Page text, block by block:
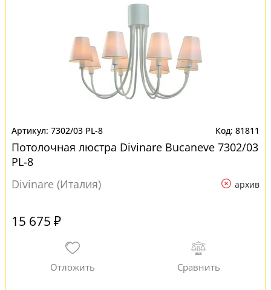
7302/03 PL-8 81811
Потолочная люстра Divinare Bucaneve 7302/03
PL-8
Divinare (Италия)
архив
15 675 ₽